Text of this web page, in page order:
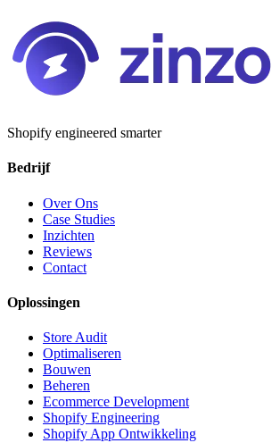
Shopify engineered smarter
Bedrijf
Over Ons
Case Studies
Inzichten
Reviews
Contact
Oplossingen
Store Audit
Optimaliseren
Bouwen
Beheren
Ecommerce Development
Shopify Engineering
Shopify App Ontwikkeling